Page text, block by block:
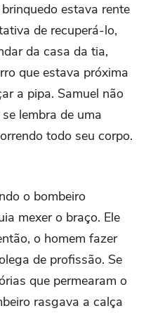
estava rente
de recuperá-lo,
da casa da tia,
que estava próxima
a pipa. Samuel não
lembra de uma
todo seu corpo.
o bombeiro
mexer o braço. Ele
o homem fazer
de profissão. Se
que permearam o
rasgava a calça